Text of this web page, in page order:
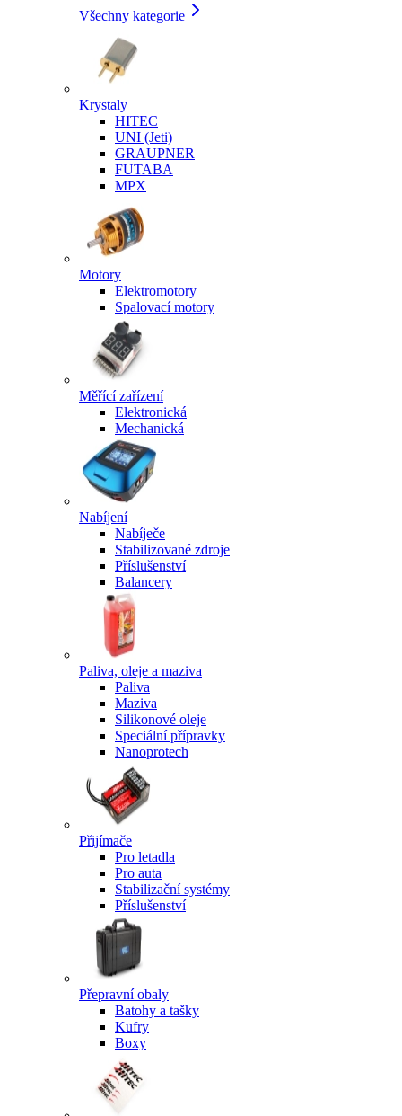
Všechny kategorie
Krystaly
HITEC
UNI (Jeti)
GRAUPNER
FUTABA
MPX
Motory
Elektromotory
Spalovací motory
Měřící zařízení
Elektronická
Mechanická
Nabíjení
Nabíječe
Stabilizované zdroje
Příslušenství
Balancery
Paliva, oleje a maziva
Paliva
Maziva
Silikonové oleje
Speciální přípravky
Nanoprotech
Přijímače
Pro letadla
Pro auta
Stabilizační systémy
Příslušenství
Přepravní obaly
Batohy a tašky
Kufry
Boxy